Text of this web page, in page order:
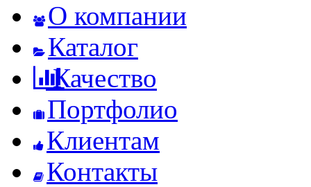
О компании
Каталог
Качество
Портфолио
Клиентам
Контакты